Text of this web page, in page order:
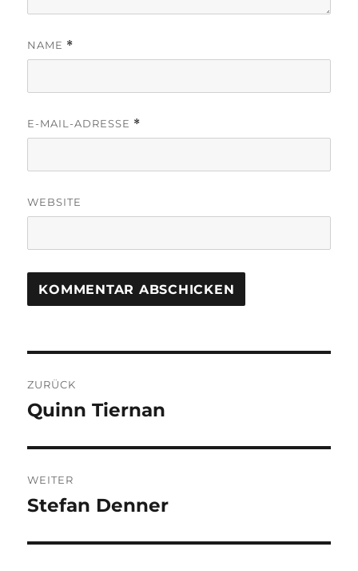
NAME *
E-MAIL-ADRESSE *
WEBSITE
ZURÜCK
Vorheriger
Quinn Tiernan
WEITER
Nächster
Stefan Denner